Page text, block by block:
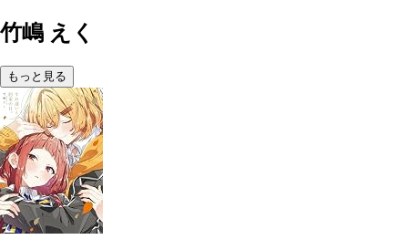
竹嶋 えく
もっと見る